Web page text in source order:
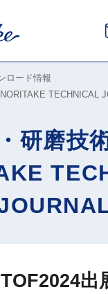
ロード情報
TECHNICAL
研磨技
出